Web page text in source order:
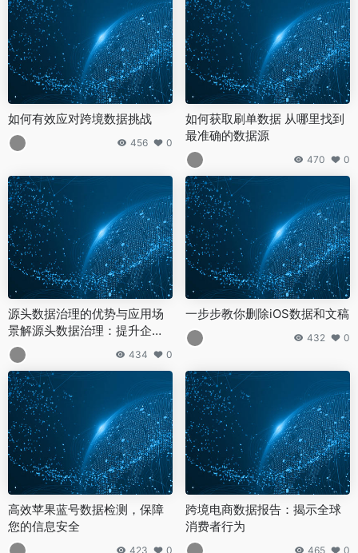
如何有效应对跨境数据挑战
456 0
如何获取刷单数据 从哪里找到
最准确的数据源
470 0
源头数据治理的优势与应用场
景解源头数据治理：提升企业
数据价值的关键步骤
434 0
一步步教你删除iOS数据和文稿
432 0
高效苹果蓝号数据检测，保障
您的信息安全
423 0
跨境电商数据报告：揭示全球
消费者行为
465 0